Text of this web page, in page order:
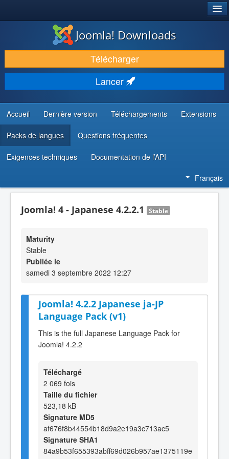
TÉLÉCHARGER & ÉTENDRE
DÉCOUVRIR & APPRENDRE
COMMUNAUTÉ & SUPPORT
RESSOURCES DÉVELOPPEURS
Joomla! Downloads
Télécharger
Lancer
Accueil Dernière version Téléchargements Extensions
Packs de langues Questions fréquentes
Exigences techniques Documentation de l’API
Français
Joomla! 4 - Japanese 4.2.2.1 Stable
Maturity
Stable
Publiée le
samedi 3 septembre 2022 12:27
Joomla! 4.2.2 Japanese ja-JP
Language Pack (v1)
This is the full Japanese Language Pack for
Joomla! 4.2.2
Téléchargé
2 069 fois
Taille du fichier
523,18 kB
Signature MD5
af676f8b44554b18d9a2e19a3c713ac5
Signature SHA1
84a9b53f655393abff69d026b957ae1375119e